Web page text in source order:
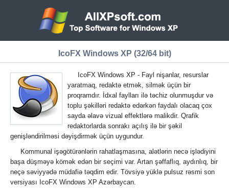
IcoFX Windows XP (32/64 bit)
IcoFX Windows XP - Fayl nişanlar, resurslar
yaratmaq, redaktə etmək, silmək üçün bir
proqramdır. İdxal faylları ilə təchiz olunmuşdur və
toplu şəkilləri redaktə edərkən faydalı olacaq çox
sayda əlavə vizual effektlərə malikdir. Qrafik
redaktorlarda sonrakı açılış ilə bir şəkil
genişləndirilməsi dəyişdirmək üçün uygundur.
Kommunal işəgötürənlərin rahatlaşmasına, alətlərin necə işlədiyini
başa düşməyə kömək edən bir seçimi var. Artan şəffaflıq, aydınlıq, bir
neçə səviyyədə müdafiə təqdim edir. Tövsiyə yüklə pulsuz rəsmi son
versiyası IcoFX Windows XP Azərbaycan.